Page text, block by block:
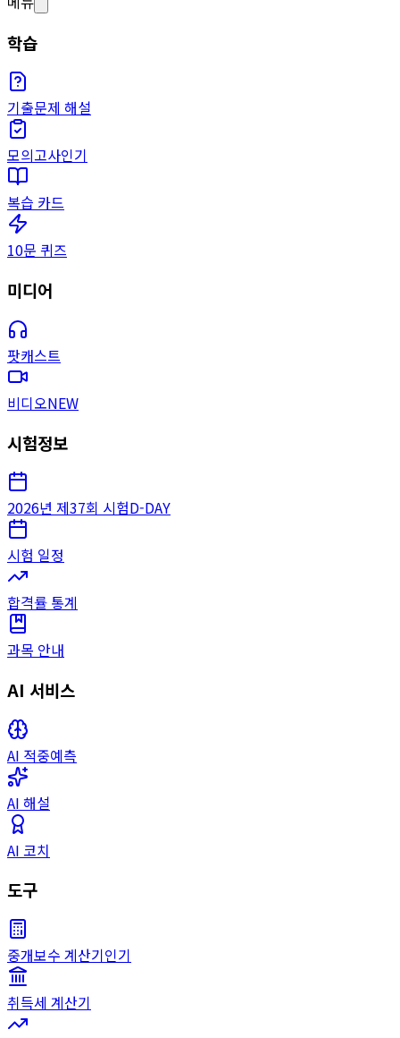
학습
기출문제 해설
모의고사인기
복습 카드
10문 퀴즈
미디어
팟캐스트
비디오NEW
시험정보
2026년 제37회 시험D-DAY
시험 일정
합격률 통계
과목 안내
AI 서비스
AI 적중예측
AI 해설
AI 코치
도구
중개보수 계산기인기
취득세 계산기